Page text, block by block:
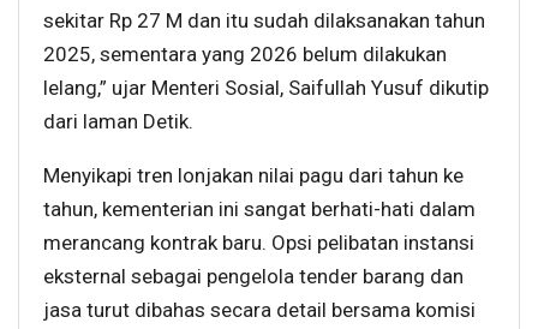
sekitar Rp 27 M dan itu sudah dilaksanakan tahun
2025, sementara yang 2026 belum dilakukan
lelang,” ujar Menteri Sosial, Saifullah Yusuf dikutip
dari laman Detik.
Menyikapi tren lonjakan nilai pagu dari tahun ke
tahun, kementerian ini sangat berhati-hati dalam
merancang kontrak baru. Opsi pelibatan instansi
eksternal sebagai pengelola tender barang dan
jasa turut dibahas secara detail bersama komisi